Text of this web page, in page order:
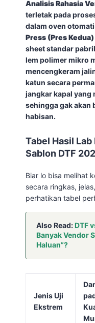
Analisis Rahasia
terletak pada
dalam oven
Press (Pres Kedua)
sheet standar
lem polimer mikro
mencengkeram
katun secara
jangkar kapal yang
sehingga gak akan
habisan.
Tabel Hasil
Sablon DTF
Biar lo bisa melihat
secara ringkas,
perhatikan tabel
Also Read:DTF
Banyak Vendor
Haluan”?
Jenis Uji
Ekstrem